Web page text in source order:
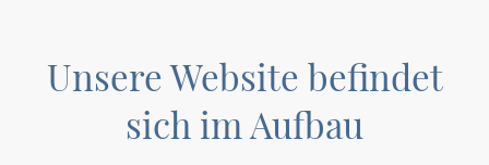
Unsere Website befindet
sich im Aufbau